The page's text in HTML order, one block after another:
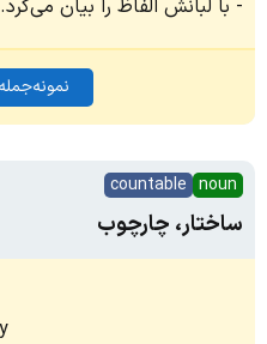
با لبانش الفاظ را بیان می‌کرد.
noun
countable
ساختار، چارچوب